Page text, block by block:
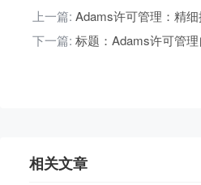
上一篇: Adams许可管理：精
下一篇:
相关文章